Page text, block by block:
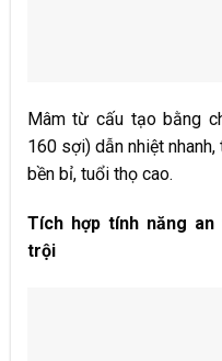
Mâm từ cấu tạo bằng
160 sợi) dẫn nhiệt
bền bỉ, tuổi thọ cao.
Tích hợp tính năng
trội